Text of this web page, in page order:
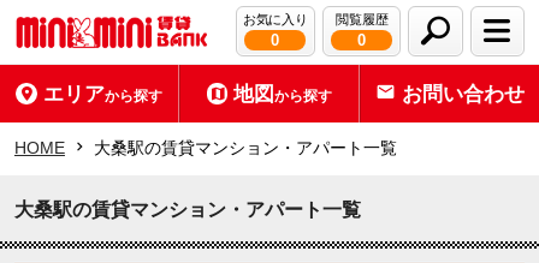
お気に入り
0
閲覧履歴
0
エリアから探す 地図から探す お問い合わせ
HOME 大桑駅の賃貸マンション・アパート一覧
大桑駅の賃貸マンション・アパート一覧